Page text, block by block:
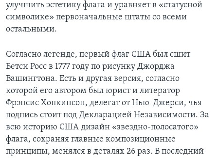
улучшить эстетику флага и уравняет в «статусной
символике» первоначальные штаты со всеми
остальными.
Согласно легенде, первый флаг США был сшит
Бетси Росс в 1777 году по рисунку Джорджа
Вашингтона. Есть и другая версия, согласно
которой его автором был юрист и литератор
Фрэнсис Хопкинсон, делегат от Нью-Джерси, чья
подпись стоит под Декларацией Независимости. За
всю историю США дизайн «звездно-полосатого»
флага, сохраняя главные композиционные
принципы, менялся в деталях 26 раз. В последний